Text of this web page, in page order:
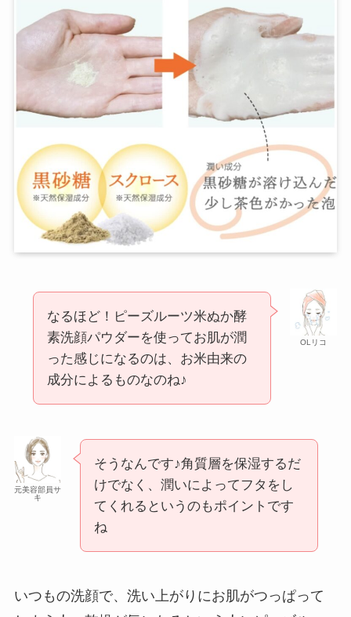
OLリコ
なるほど！ピーズルーツ米ぬか酵
素洗顔パウダーを使ってお肌が潤
った感じになるのは、お米由来の
成分によるものなのね♪
元美容部員サ
キ
そうなんです♪角質層を保湿するだ
けでなく、潤いによってフタをし
てくれるというのもポイントです
ね
いつもの洗顔で、洗い上がりにお肌がつっぱって